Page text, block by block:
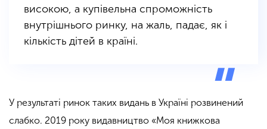
високою, а купівельна спроможність
внутрішнього ринку, на жаль, падає, як і
кількість дітей в країні.
У результаті ринок таких видань в Україні розвинений
слабко. 2019 року видавництво «Моя книжкова